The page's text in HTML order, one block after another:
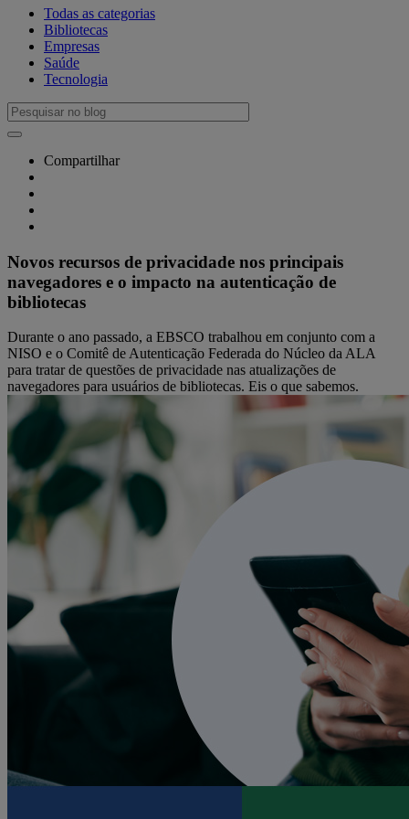
Todas as categorias
Bibliotecas
Empresas
Saúde
Tecnologia
Compartilhar
Novos recursos de privacidade nos principais
navegadores e o impacto na autenticação de
bibliotecas
Durante o ano passado, a EBSCO trabalhou em conjunto com a
NISO e o Comitê de Autenticação Federada do Núcleo da ALA
para tratar de questões de privacidade nas atualizações de
navegadores para usuários de bibliotecas. Eis o que sabemos.